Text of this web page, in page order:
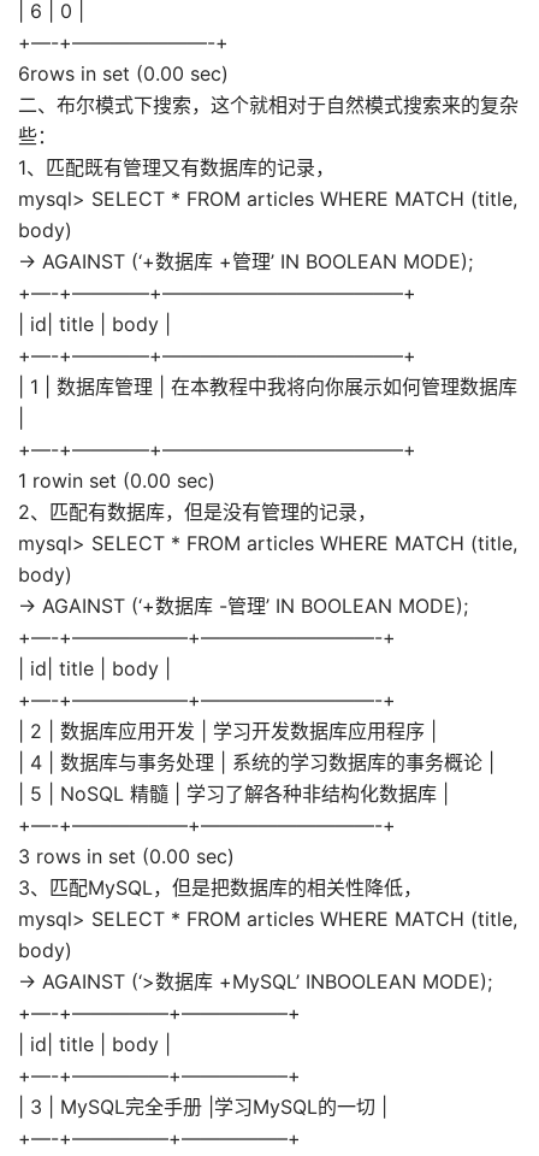
| 6 | 0 |
+—-+———————-+
6rows in set (0.00 sec)
二、布尔模式下搜索，这个就相对于自然模式搜索来的复杂
些：
1、匹配既有管理又有数据库的记录，
mysql> SELECT * FROM articles WHERE MATCH (title,
body)
-> AGAINST (‘+数据库 +管理’ IN BOOLEAN MODE);
+—-+————+————————————–+
| id| title | body |
+—-+————+————————————–+
| 1 | 数据库管理 | 在本教程中我将向你展示如何管理数据库
+—-+————+————————————–+
1 rowin set (0.00 sec)
2、匹配有数据库，但是没有管理的记录，
mysql> SELECT * FROM articles WHERE MATCH (title,
body)
-> AGAINST (‘+数据库 -管理’ IN BOOLEAN MODE);
+—-+——————+—————————-+
| id| title | body |
+—-+——————+—————————-+
| 2 | 数据库应用开发 | 学习开发数据库应用程序 |
| 4 | 数据库与事务处理 | 系统的学习数据库的事务概论 |
| 5 | NoSQL 精髓 | 学习了解各种非结构化数据库 |
+—-+——————+—————————-+
3 rows in set (0.00 sec)
3、匹配MySQL，但是把数据库的相关性降低，
mysql> SELECT * FROM articles WHERE MATCH (title,
body)
-> AGAINST (‘>数据库 +MySQL’ INBOOLEAN MODE);
+—-+—————+—————–+
| id| title | body |
+—-+—————+—————–+
| 3 | MySQL完全手册 |学习MySQL的一切 |
+—-+—————+—————–+